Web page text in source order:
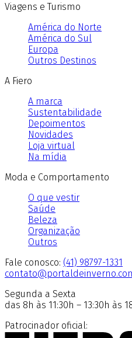
Viagens e Turismo
América do Norte
América do Sul
Europa
Outros Destinos
A Fiero
A marca
Sustentabilidade
Depoimentos
Novidades
Loja virtual
Na mídia
Moda e Comportamento
O que vestir
Saúde
Beleza
Organização
Outros
Fale conosco: (41) 98797-1331
Segunda a Sexta
das 8h às 11:30h – 13:30h às
Patrocinador oficial: